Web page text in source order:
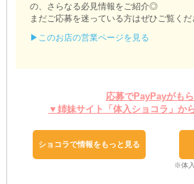
の、さらなる必見情報をご紹介◎
まだご応募を迷っている方はぜひご覧くだ
【Mitsubachi（ミツバチ）】
当店では衣装のレンタルが可能です◎
事前に実費で用意する必要なし！
◆金欠とはグッバイしちゃおう◆
お給料は、月払いでも、週払いでもなく
「ちょこっと収入が欲しいな～」と思っ
▶このお店の営業ページを見る
応募でPayPayがも
▼姉妹サイト「体入ショコラ」か
ショコラで情報をもっと見る